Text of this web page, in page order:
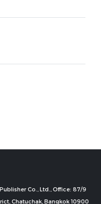
Co., Ltd., Office: 87/9
Chatuchak, Bangkok 10900